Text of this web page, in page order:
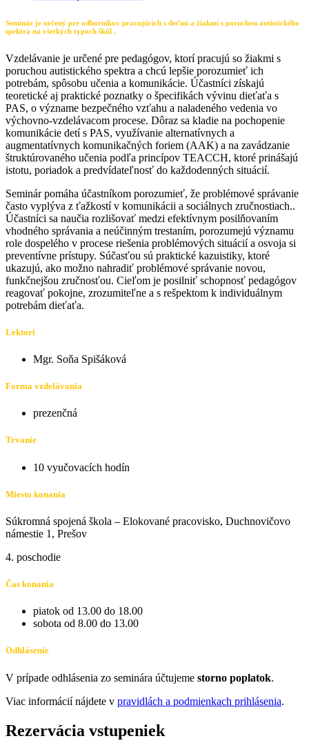
Seminár je určený pre odborníkov pracujúcich s deťmi a žiakmi s poruchou autistického
spektra na všetkých typoch škôl .
Vzdelávanie je určené pre pedagógov, ktorí pracujú so žiakmi s
poruchou autistického spektra a chcú lepšie porozumieť ich
potrebám, spôsobu učenia a komunikácie. Účastníci získajú
teoretické aj praktické poznatky o špecifikách vývinu dieťaťa s
PAS, o význame bezpečného vzťahu a naladeného vedenia vo
výchovno-vzdelávacom procese. Dôraz sa kladie na pochopenie
komunikácie detí s PAS, využívanie alternatívnych a
augmentatívnych komunikačných foriem (AAK) a na zavádzanie
štruktúrovaného učenia podľa princípov TEACCH, ktoré prinášajú
istotu, poriadok a predvídateľnosť do každodenných situácií.
Seminár pomáha účastníkom porozumieť, že problémové správanie
často vyplýva z ťažkostí v komunikácii a sociálnych zručnostiach..
Účastníci sa naučia rozlišovať medzi efektívnym posilňovaním
vhodného správania a neúčinným trestaním, porozumejú významu
role dospelého v procese riešenia problémových situácií a osvoja si
preventívne prístupy. Súčasťou sú praktické kazuistiky, ktoré
ukazujú, ako možno nahradiť problémové správanie novou,
funkčnejšou zručnosťou. Cieľom je posilniť schopnosť pedagógov
reagovať pokojne, zrozumiteľne a s rešpektom k individuálnym
potrebám dieťaťa.
Lektori
Mgr. Soňa Spišáková
Forma vzdelávania
prezenčná
Trvanie
10 vyučovacích hodín
Miesto konania
Súkromná spojená škola – Elokované pracovisko, Duchnovičovo
námestie 1, Prešov
4. poschodie
Čas konania
piatok od 13.00 do 18.00
sobota od 8.00 do 13.00
Odhlásenie
V prípade odhlásenia zo seminára účtujeme storno poplatok.
Viac informácií nájdete v pravidlách a podmienkach prihlásenia.
Rezervácia vstupeniek